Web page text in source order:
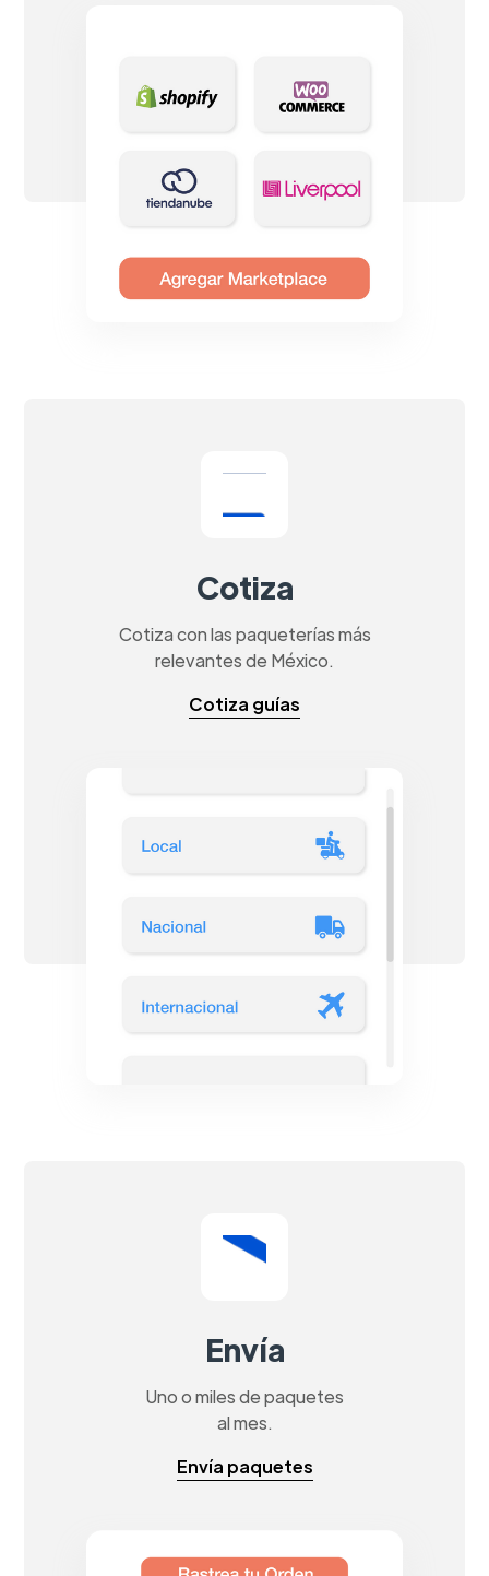
Cotiza
Cotiza con las paqueterías más
relevantes de México.
Cotiza guías
Envía
Uno o miles de paquetes
al mes.
Envía paquetes